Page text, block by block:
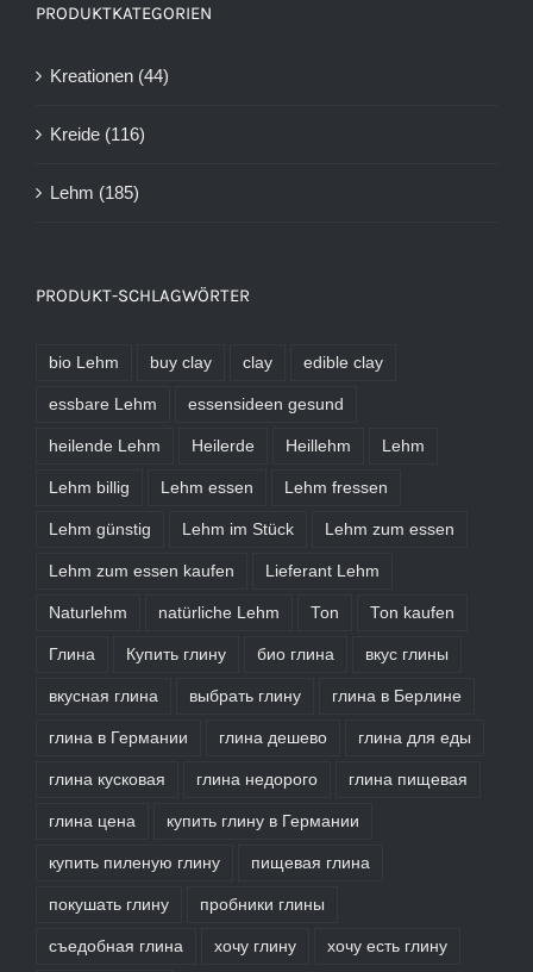
PRODUKTKATEGORIEN
Kreationen (44)
Kreide (116)
Lehm (185)
PRODUKT-SCHLAGWÖRTER
bio Lehm buy clay clay edible clay
essbare Lehm essensideen gesund
heilende Lehm Heilerde Heillehm Lehm
Lehm billig Lehm essen Lehm fressen
Lehm günstig Lehm im Stück Lehm zum essen
Lehm zum essen kaufen Lieferant Lehm
Naturlehm natürliche Lehm Ton Ton kaufen
Глина Купить глину био глина вкус глины
вкусная глина выбрать глину глина в Берлине
глина в Германии глина дешево глина для еды
глина кусковая глина недорого глина пищевая
глина цена купить глину в Германии
купить пиленую глину пищевая глина
покушать глину пробники глины
съедобная глина хочу глину хочу есть глину